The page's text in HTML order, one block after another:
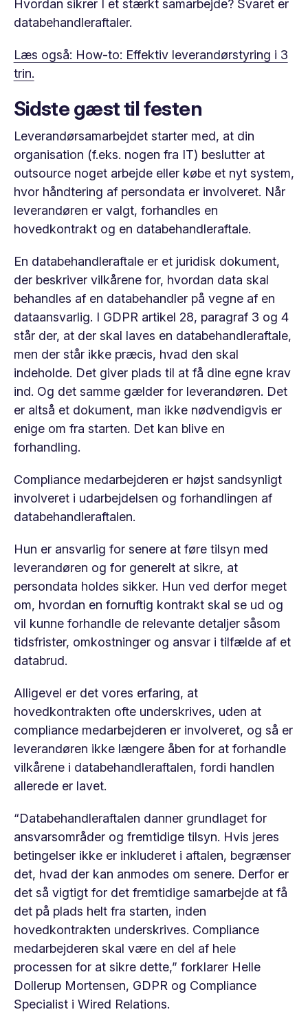
Hvordan sikrer I et stærkt samarbejde? Svaret er
databehandleraftaler.
Læs også: How-to: Effektiv leverandørstyring i 3
trin.
Sidste gæst til festen
Leverandørsamarbejdet starter med, at din
organisation (f.eks. nogen fra IT) beslutter at
outsource noget arbejde eller købe et nyt system,
hvor håndtering af persondata er involveret. Når
leverandøren er valgt, forhandles en
hovedkontrakt og en databehandleraftale.
En databehandleraftale er et juridisk dokument,
der beskriver vilkårene for, hvordan data skal
behandles af en databehandler på vegne af en
dataansvarlig. I GDPR artikel 28, paragraf 3 og 4
står der, at derskal laves en databehandleraftale,
men der står ikke præcis, hvad den skal
indeholde. Det giver plads til at få dine egne krav
ind. Og det samme gælder for leverandøren. Det
er altså et dokument, man ikke nødvendigvis er
enige om fra starten. Det kan blive en
forhandling.
Compliance medarbejderen er højst sandsynligt
involveret i udarbejdelsen og forhandlingen af
databehandleraftalen​​.
Hun er ansvarlig for senere at føre tilsyn med
leverandøren og for generelt at sikre, at
persondata holdes sikker. Hun ved derfor meget
om, hvordan en fornuftig kontrakt skal se ud og
vil kunne forhandle de relevante detaljer såsom
tidsfrister, omkostninger og ansvar i tilfælde af et
databrud.
Alligevel er det vores erfaring, at
hovedkontrakten ofte underskrives, uden at
compliance medarbejderen er involveret, og så er
leverandøren ikke længere åben for at forhandle
vilkårene i databehandleraftalen, fordi handlen
allerede er lavet.
“Databehandleraftalen danner grundlaget for
ansvarsområder og fremtidige tilsyn. Hvis jeres
betingelser ikke er inkluderet i aftalen, begrænser
det, hvad der kan anmodes om senere. Derfor er
det så vigtigt for det fremtidige samarbejde at få
det på plads helt fra starten, inden
hovedkontrakten underskrives. Compliance
medarbejderen skal være en del af hele
processen for at sikre dette,” forklarer Helle
Dollerup Mortensen, GDPR og Compliance
Specialist i Wired Relations.